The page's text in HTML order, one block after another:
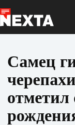
к
сути
Самец
отметил